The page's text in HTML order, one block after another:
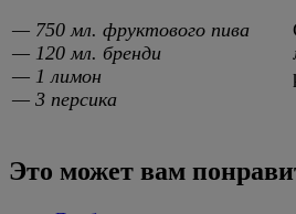
— 750 мл. фруктового пива
— 120 мл. бренди
— 1 лимон
— 3 персика
Это может вам